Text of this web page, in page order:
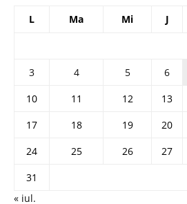
L Ma Mi J
3
4 5 6
10
11 12 13
17
18 19 20
24
25 26 27
31
« iul.